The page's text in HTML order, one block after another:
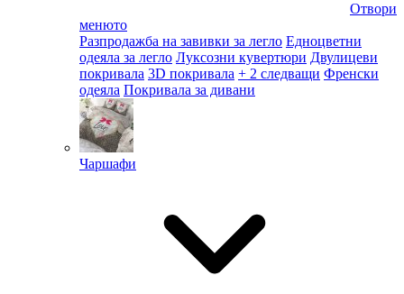
Отвори
менюто
Разпродажба на завивки за легло Едноцветни
одеяла за легло Луксозни кувертюри Двулицеви
покривала 3D покривала + 2 следващи Френски
одеяла Покривала за дивани
Чаршафи